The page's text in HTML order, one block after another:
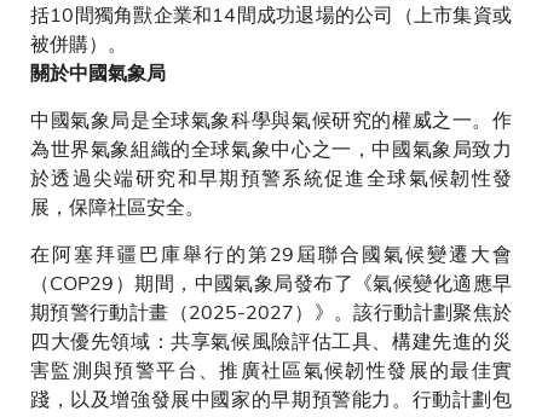
括10間獨角獸企業和14間成功退場的公司（上市集資或
被併購）。
關於中國氣象局
中國氣象局是全球氣象科學與氣候研究的權威之一。作
為世界氣象組織的全球氣象中心之一，中國氣象局致力
於透過尖端研究和早期預警系統促進全球氣候韌性發
展，保障社區安全。
在阿塞拜疆巴庫舉行的第29屆聯合國氣候變遷大會
（COP29）期間，中國氣象局發布了《氣候變化適應早
期預警行動計畫（2025-2027）》。該行動計劃聚焦於
四大優先領域：共享氣候風險評估工具、構建先進的災
害監測與預警平台、推廣社區氣候韌性發展的最佳實
踐，以及增強發展中國家的早期預警能力。行動計劃包